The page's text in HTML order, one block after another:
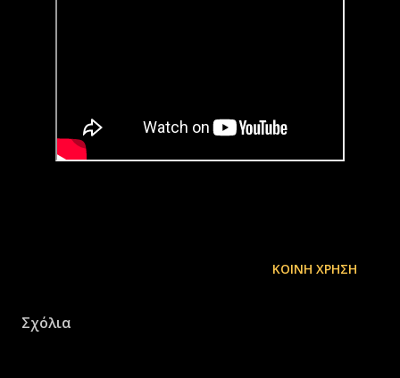
ΚΟΙΝΉ ΧΡΉΣΗ
Σχόλια